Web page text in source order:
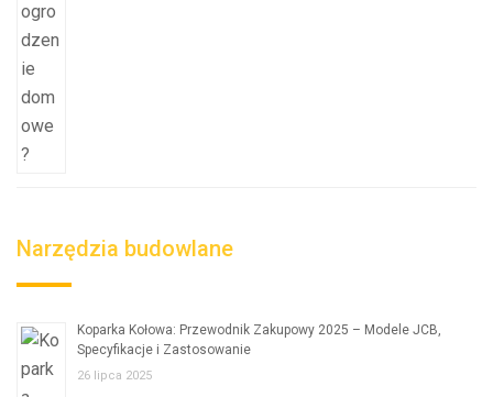
Narzędzia budowlane
Koparka Kołowa: Przewodnik Zakupowy 2025 – Modele JCB,
Specyfikacje i Zastosowanie
26 lipca 2025